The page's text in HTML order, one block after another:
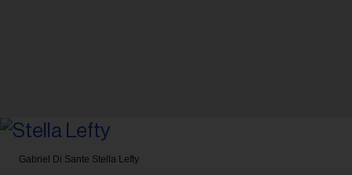
Gabriel Di Sante Stella Lefty